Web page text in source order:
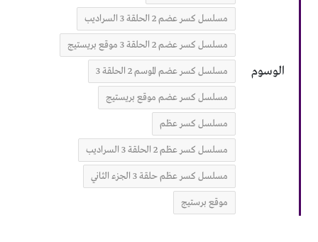
الوسوم
مسلسل كسر عضم 2 الحلقة 3 السراديب
مسلسل كسر عضم 2 الحلقة 3 موقع بريستيج
مسلسل كسر عضم الموسم 2 الحلقة 3
مسلسل كسر عضم موقع بريستيج
مسلسل كسر عظم
مسلسل كسر عظم 2 الحلقة 3 السراديب
مسلسل كسر عظم حلقة 3 الجزء الثاني
موقع برستيج